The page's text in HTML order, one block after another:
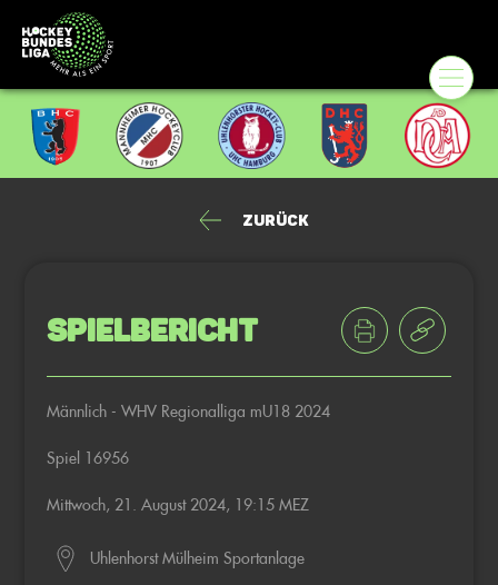
Zurück
Spielbericht
Männlich - WHV Regionalliga mU18 2024
Spiel 16956
Mittwoch, 21. August 2024, 19:15 MEZ
Uhlenhorst Mülheim Sportanlage